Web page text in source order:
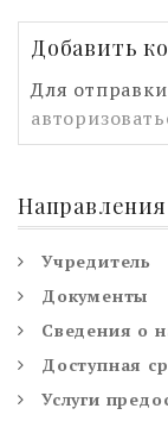
Добавить
Для
Учредитель
Документы
Сведения о
Доступная
Услуги